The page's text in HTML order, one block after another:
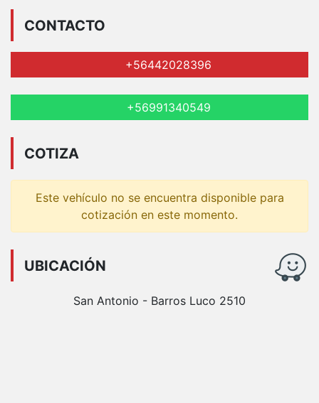
CONTACTO
+56442028396
+56991340549
COTIZA
Este vehículo no se encuentra disponible para
cotización en este momento.
UBICACIÓN
San Antonio - Barros Luco 2510